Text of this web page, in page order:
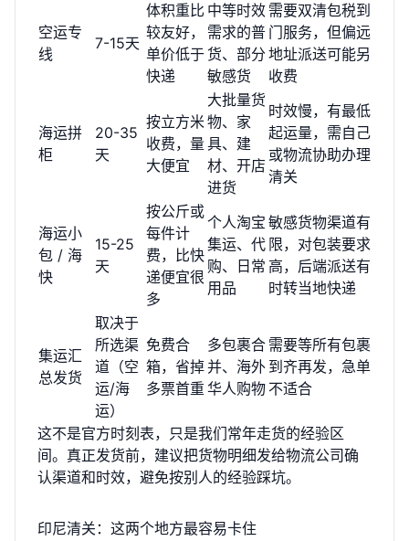
空运专
线
7-15天
体积重比
较友好，
单价低于
快递
中等时效
需求的普
货、部分
敏感货
需要双清包税到
门服务，但偏远
地址派送可能另
收费
海运拼
柜
20-35
天
按立方米
收费，量
大便宜
大批量货
物、家
具、建
材、开店
进货
时效慢，有最低
起运量，需自己
或物流协助办理
清关
海运小
包 / 海
快
15-25
天
按公斤或
每件计
费，比快
递便宜很
多
个人淘宝
集运、代
购、日常
用品
敏感货物渠道有
限，对包装要求
高，后端派送有
时转当地快递
集运汇
总发货
取决于
所选渠
道（空
运/海
运）
免费合
箱，省掉
多票首重
多包裹合
并、海外
华人购物
需要等所有包裹
到齐再发，急单
不适合
这不是官方时刻表，只是我们常年走货的经验区
间。真正发货前，建议把货物明细发给物流公司确
认渠道和时效，避免按别人的经验踩坑。
印尼清关：这两个地方最容易卡住